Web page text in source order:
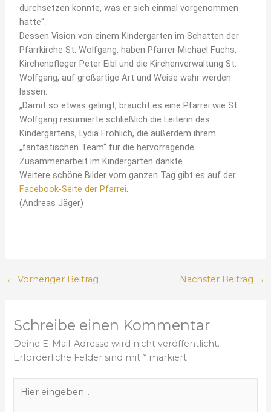
durchsetzen konnte, was er sich einmal vorgenommen
hatte“.
Dessen Vision von einem Kindergarten im Schatten der
Pfarrkirche St. Wolfgang, haben Pfarrer Michael Fuchs,
Kirchenpfleger Peter Eibl und die Kirchenverwaltung St.
Wolfgang, auf großartige Art und Weise wahr werden
lassen.
„Damit so etwas gelingt, braucht es eine Pfarrei wie St.
Wolfgang resümierte schließlich die Leiterin des
Kindergartens, Lydia Fröhlich, die außerdem ihrem
„fantastischen Team“ für die hervorragende
Zusammenarbeit im Kindergarten dankte.
Weitere schöne Bilder vom ganzen Tag gibt es auf der
Facebook-Seite der Pfarrei
(Andreas Jäger)
← Vorheriger Beitrag Nächster Beitrag →
Schreibe einen Kommentar
Deine E-Mail-Adresse wird nicht veröffentlicht.
Erforderliche Felder sind mit * markiert